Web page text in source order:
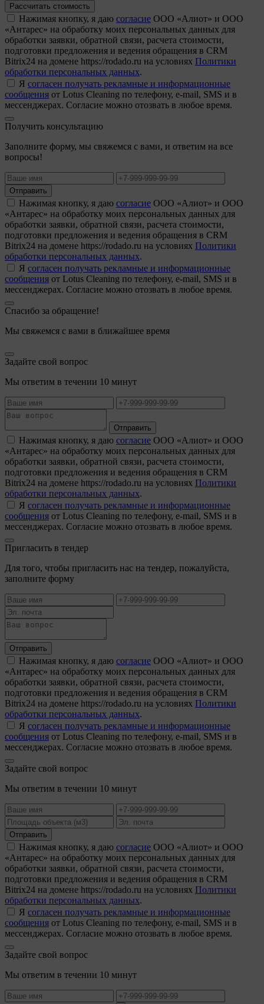
Рассчитать стоимость
Нажимая кнопку, я даю согласие ООО «Алиот» и ООО
«Антарес» на обработку моих персональных данных для
обработки заявки, обратной связи, расчета стоимости,
подготовки предложения и ведения обращения в CRM
Bitrix24 на домене https://rodado.ru на условиях Политики
обработки персональных данных.
Я согласен получать рекламные и информационные
сообщения от Lotus Cleaning по телефону, e-mail, SMS и в
мессенджерах. Согласие можно отозвать в любое время.
Получить консультацию
Заполните форму, мы свяжемся с вами, и ответим на все
вопросы!
Отправить
Нажимая кнопку, я даю согласие ООО «Алиот» и ООО
«Антарес» на обработку моих персональных данных для
обработки заявки, обратной связи, расчета стоимости,
подготовки предложения и ведения обращения в CRM
Bitrix24 на домене https://rodado.ru на условиях Политики
обработки персональных данных.
Я согласен получать рекламные и информационные
сообщения от Lotus Cleaning по телефону, e-mail, SMS и в
мессенджерах. Согласие можно отозвать в любое время.
Спасибо за обращение!
Мы свяжемся с вами в ближайшее время
Задайте свой вопрос
Мы ответим в течении 10 минут
Отправить
Нажимая кнопку, я даю согласие ООО «Алиот» и ООО
«Антарес» на обработку моих персональных данных для
обработки заявки, обратной связи, расчета стоимости,
подготовки предложения и ведения обращения в CRM
Bitrix24 на домене https://rodado.ru на условиях Политики
обработки персональных данных.
Я согласен получать рекламные и информационные
сообщения от Lotus Cleaning по телефону, e-mail, SMS и в
мессенджерах. Согласие можно отозвать в любое время.
Пригласить в тендер
Для того, чтобы пригласить нас на тендер, пожалуйста,
заполните форму
Отправить
Нажимая кнопку, я даю согласие ООО «Алиот» и ООО
«Антарес» на обработку моих персональных данных для
обработки заявки, обратной связи, расчета стоимости,
подготовки предложения и ведения обращения в CRM
Bitrix24 на домене https://rodado.ru на условиях Политики
обработки персональных данных.
Я согласен получать рекламные и информационные
сообщения от Lotus Cleaning по телефону, e-mail, SMS и в
мессенджерах. Согласие можно отозвать в любое время.
Задайте свой вопрос
Мы ответим в течении 10 минут
Отправить
Нажимая кнопку, я даю согласие ООО «Алиот» и ООО
«Антарес» на обработку моих персональных данных для
обработки заявки, обратной связи, расчета стоимости,
подготовки предложения и ведения обращения в CRM
Bitrix24 на домене https://rodado.ru на условиях Политики
обработки персональных данных.
Я согласен получать рекламные и информационные
сообщения от Lotus Cleaning по телефону, e-mail, SMS и в
мессенджерах. Согласие можно отозвать в любое время.
Задайте свой вопрос
Мы ответим в течении 10 минут